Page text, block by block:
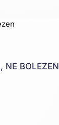
NE BOLEZEN